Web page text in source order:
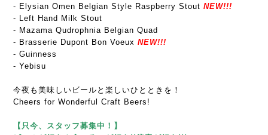
- Elysian Omen Belgian Style Raspberry Stout NEW!!!
- Left Hand Milk Stout
- Mazama Qudrophnia Belgian Quad
- Brasserie Dupont Bon Voeux NEW!!!
- Guinness
- Yebisu
今夜も美味しいビールと楽しいひとときを！
Cheers for Wonderful Craft Beers!
【只今、スタッフ募集中！】